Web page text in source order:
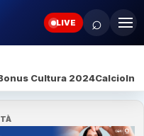
LIVE ⌕
Cultura 2024Calcio